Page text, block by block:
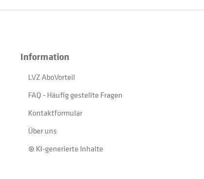
Information
LVZ AboVorteil
FAQ - Häufig gestellte Fragen
Kontaktformular
Über uns
⊛ KI-generierte Inhalte